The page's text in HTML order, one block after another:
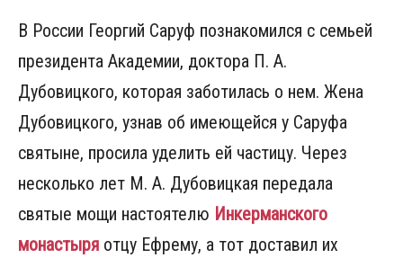
В России Георгий Саруф познакомился с семьей
президента Академии, доктора П. А.
Дубовицкого, которая заботилась о нем. Жена
Дубовицкого, узнав об имеющейся у Саруфа
святыне, просила уделить ей частицу. Через
несколько лет М. А. Дубовицкая передала
святые мощи настоятелю Инкерманского
монастыря отцу Ефрему, а тот доставил их